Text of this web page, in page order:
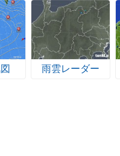
雨雲レーダー